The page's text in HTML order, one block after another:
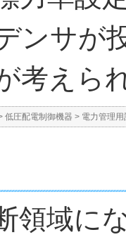
ンサが
考えら
低圧配電制御機器 > 電力管理用
領域に